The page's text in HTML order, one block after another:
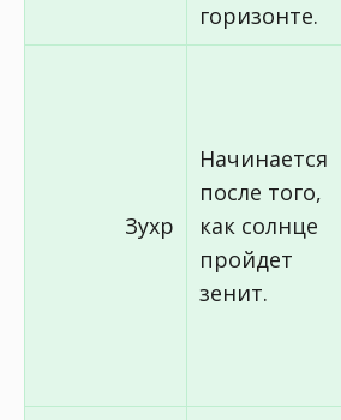
горизонте.
Зухр
Начинается
после того,
как солнце
пройдет
зенит.